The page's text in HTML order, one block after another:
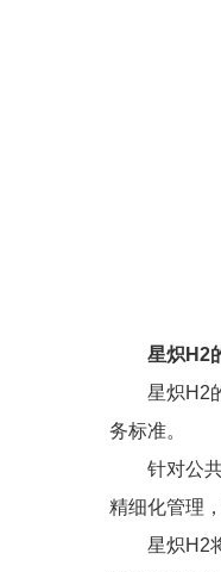
星炽H2
星炽H2
务标准。
针对公
精细化管理
星炽H2